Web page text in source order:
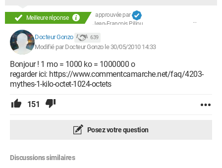
Meilleure réponse
approuvée par
Jean-François Pillou
Docteur Gonzo 639
Modifié par Docteur Gonzo le 30/05/2010 14:33
Bonjour ! 1 mo = 1000 ko = 1000000 o
regarder ici: https://www.commentcamarche.net/faq/4203-
mythes-1-kilo-octet-1024-octets
151
Posez votre question
Discussions similaires